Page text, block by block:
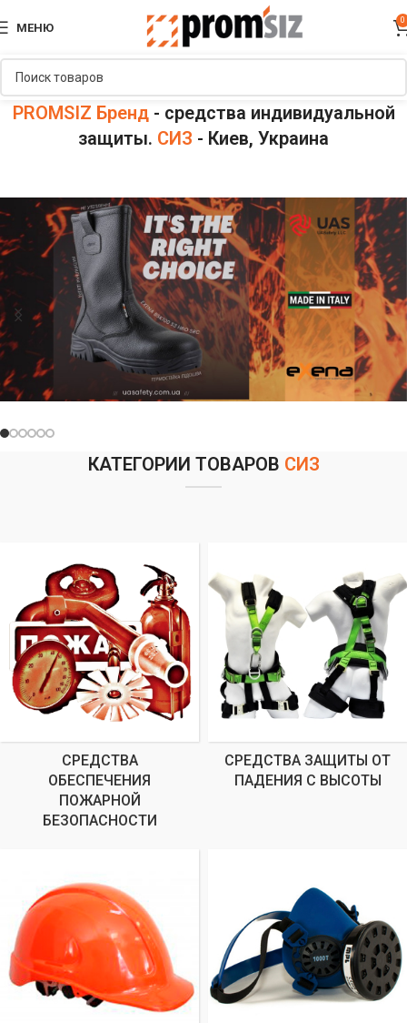
МЕНЮ
0
PROMSIZ Бренд- средства индивидуальной
защиты. СИЗ - Киев, Украина
КАТЕГОРИИ ТОВАРОВ СИЗ
СРЕДСТВА
ОБЕСПЕЧЕНИЯ
ПОЖАРНОЙ
БЕЗОПАСНОСТИ
СРЕДСТВА ЗАЩИТЫ ОТ
ПАДЕНИЯ С ВЫСОТЫ